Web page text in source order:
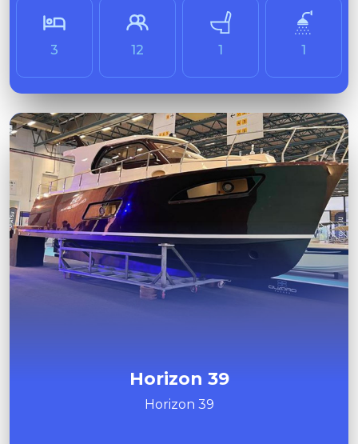
Modelle
Galerie
Nachrichten
Kontakt
3 12 1 1
Horizon 39
Horizon 39